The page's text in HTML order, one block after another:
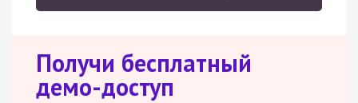
Получи бесплатный
демо-доступ